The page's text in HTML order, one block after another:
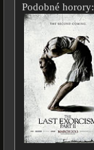
Podobné horory: